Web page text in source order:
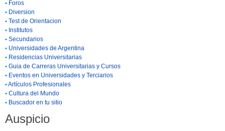
• Foros
• Diversion
• Test de Orientacion
• Institutos
• Secundarios
• Universidades de Argentina
• Residencias Universitarias
• Guia de Carreras Universitarias y Cursos
• Eventos en Universidades y Terciarios
•Artículos Profesionales
• Cultura del Mundo
• Buscador en tu sitio
Auspicio